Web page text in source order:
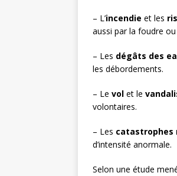
– L’incendie et les
aussi par la foudre ou
– Les dégâts des
les débordements.
– Le vol et le
volontaires.
– Les catastrophes
d’intensité anormale.
Selon une étude